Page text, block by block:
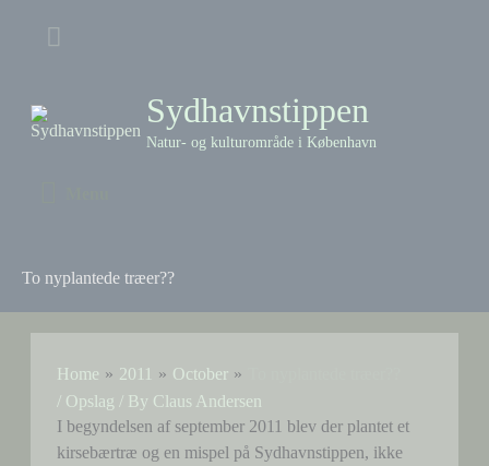
Above
Sydhavnstippen
Natur- og kulturområde i København
To nyplantede træer??
Home 2011 October
/ Opslag / By Claus Andersen
I begyndelsen af september 2011 blev der plantet et
kirsebærtræ og en mispel på Sydhavnstippen, ikke